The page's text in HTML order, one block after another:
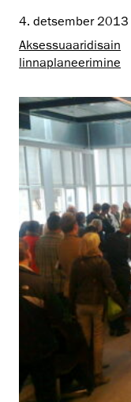
4. detsember 2013
Aksessuaaridisain
linnaplaneerimine